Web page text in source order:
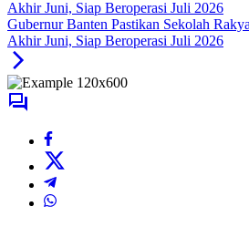
Gubernur Banten Pastikan Sekolah
Akhir Juni, Siap Beroperasi Juli 2026